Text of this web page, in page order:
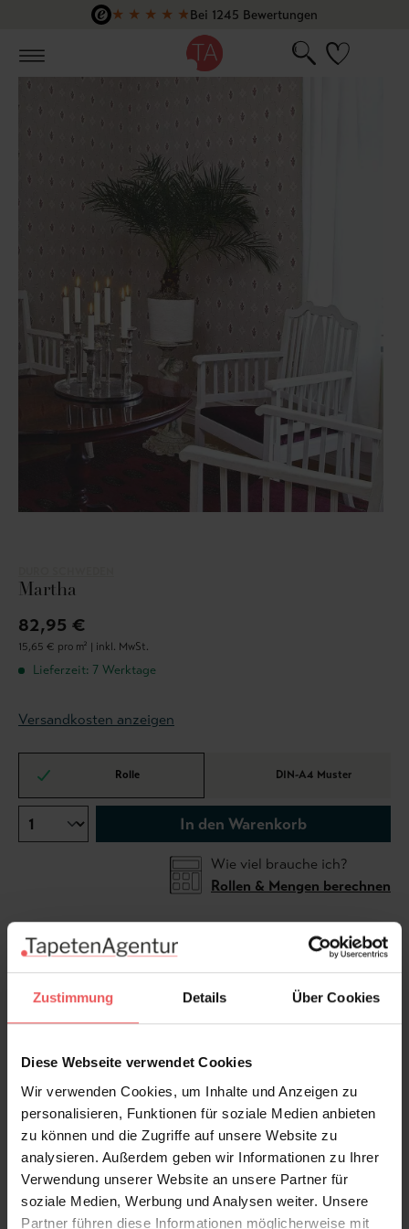
Zustimmung Details Über Cookies
Diese Webseite verwendet Cookies
Wir verwenden Cookies, um Inhalte und Anzeigen zu
personalisieren, Funktionen für soziale Medien anbieten
zu können und die Zugriffe auf unsere Website zu
analysieren. Außerdem geben wir Informationen zu Ihrer
Verwendung unserer Website an unsere Partner für
soziale Medien, Werbung und Analysen weiter. Unsere
Partner führen diese Informationen möglicherweise mit
Zum Hauptinhalt springen
★ ★ ★ ★ ★Bei 1245 Bewertungen
Martha
82,95 €
15,65 € pro m² | inkl. MwSt.
Lieferzeit: 7 Werktage
Versandkosten anzeigen
Rolle DIN-A4 Muster
In den Warenkorb
Wie viel brauche ich?
Rollen & Mengen berechnen
1860er Jahre an, als florale Ornamente ohne Schatten
oder 3D Effekte und leicht stilisierte Pflanzenmotive
weinrot akzentuierten Blattsprossen wirkt geordnet
Acrylat-Beschichtung ist sie abwischbar und
lichtbeständig. Ideal für Wohnräume, die historische
Eleganz in einer heutigen Klarheit suchen.
Produktdetails